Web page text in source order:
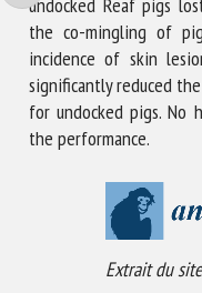
the co-mingling of
incidence of skin
significantly reduced
for undocked pigs. No
the performance.
Extrait du